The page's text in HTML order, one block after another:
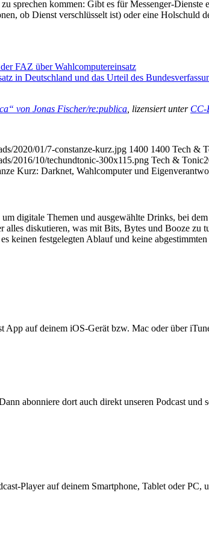
sprechen kommen: Gibt es für Messenger-Dienste
ob Dienst verschlüsselt ist) oder eine Holschuld
FAZ über Wahlcomputereinsatz
in Deutschland und das Urteil des
von Jonas Fischer/re:publica , lizensiert unter CC-
2020/01/7-constanze-kurz.jpg 1400 1400 Tech &
2016/10/techundtonic-300x115.png Tech & Tonic
Kurz: Darknet, Wahlcomputer und
digitale Themen und ausgewählte Drinks, bei
alles diskutieren, was mit Bits, Bytes und Booze zu
keinen festgelegten Ablauf und keine abgestimmten
App auf deinem iOS-Gerät bzw. Mac oder über
abonniere dort auch direkt unseren Podcast
Player auf deinem Smartphone, Tablet oder PC,